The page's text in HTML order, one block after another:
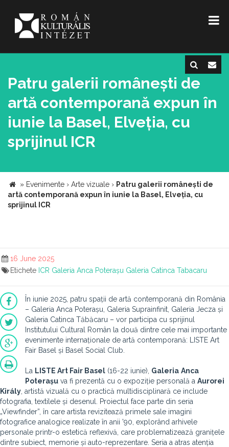
Patru galerii românești de
artă contemporană expun în
iunie la Basel, Elveția, cu
sprijinul ICR
» Evenimente › Arte vizuale › Patru galerii românești de
artă contemporană expun în iunie la Basel, Elveția, cu
sprijinul ICR
16 June 2025
Etichete ICR Galeria Anca Poterașu Galeria Catinca Tabacaru
În iunie 2025, patru spații de artă contemporană din România
– Galeria Anca Poterașu, Galeria Suprainfinit, Galeria Jecza și
Galeria Catinca Tăbăcaru – vor participa cu sprijinul
Institutului Cultural Român la două dintre cele mai importante
evenimente internaționale de artă contemporană: LISTE Art
Fair Basel și Basel Social Club.
La LISTE Art Fair Basel (16-22 iunie), Galeria Anca
Poterașu va fi prezentă cu o expoziție personală a Aurorei
Király , artistă vizuală cu o practică multidisciplinară ce include
fotografia, textilele și desenul. Proiectul face parte din seria
„Viewfinder”, în care artista revizitează primele sale imagini
fotografice analogice realizate în anii '90, explorând arhivele
personale printr-o estetică reflexivă, care problematizează granițele
dintre subiect, memorie și auto-reprezentare. Seria a atras atenția